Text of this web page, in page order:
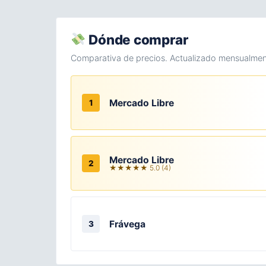
Dónde comprar
Comparativa de precios. Actualizado
1 Mercado Libre
2 Mercado Libre
★★★★★ 5.0 (4)
3 Frávega